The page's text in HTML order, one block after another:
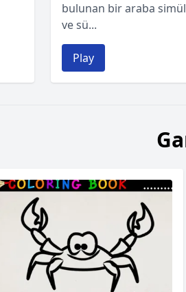
bulunan bir araba
ve sü...
Play